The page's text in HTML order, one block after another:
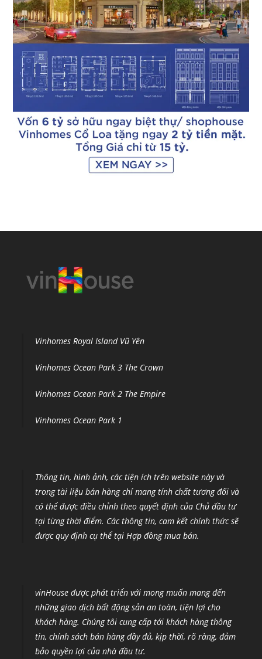
Vinhomes Royal Island Vũ Yên
Vinhomes Ocean Park 3 The Crown
Vinhomes Ocean Park 2 The Empire
Vinhomes Ocean Park 1
Thông tin, hình ảnh, các tiện ích trên website này và
trong tài liệu bán hàng chỉ mang tính chất tương đối và
có thể được điều chỉnh theo quyết định của Chủ đầu tư
tại từng thời điểm. Các thông tin, cam kết chính thức sẽ
được quy định cụ thể tại Hợp đồng mua bán.
vinHouse được phát triển với mong muốn mang đến
những giao dịch bất động sản an toàn, tiện lợi cho
khách hàng. Chúng tôi cung cấp tới khách hàng thông
tin, chính sách bán hàng đầy đủ, kịp thời, rõ ràng, đảm
bảo quyền lợi của nhà đầu tư.